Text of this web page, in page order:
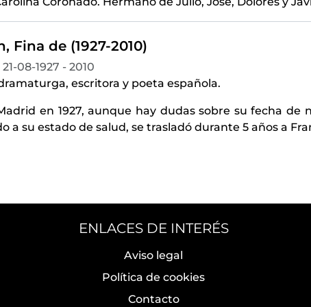
Fina de (1927-2010)
21-08-1927 - 2010
escritora y poeta española.
en 1927, aunque hay dudas sobre su fecha
a su estado de salud, se trasladó durante 5 años a
ENLACES DE INTERÉS
Aviso legal
Política de cookies
Contacto